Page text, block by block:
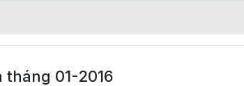
01-2016